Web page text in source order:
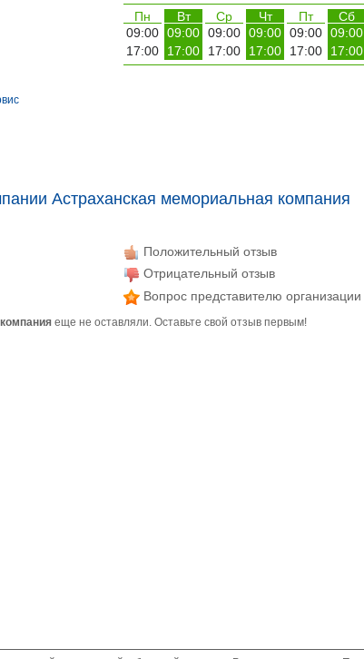
Пн Вт Ср Чт Пт
Сб
09:00 09:00 09:00 09:00 09:00 09:00
17:00
17:00 17:00 17:00 17:00 17:00
Астраханская мемориальная компания
Положительный отзыв
Отрицательный отзыв
Вопрос представителю организации
еще не оставляли. Оставьте свой отзыв первым!